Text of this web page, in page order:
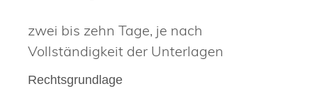
zwei bis zehn Tage, je nach
Vollständigkeit der Unterlagen
Rechtsgrundlage